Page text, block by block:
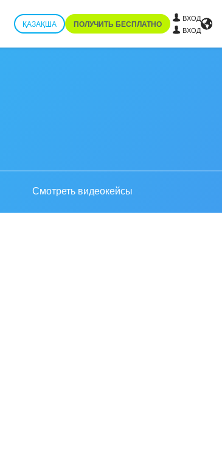
ҚАЗАҚША ПОЛУЧИТЬ БЕСПЛАТНО
ВХОД
ВХОД
Смотреть видеокейсы